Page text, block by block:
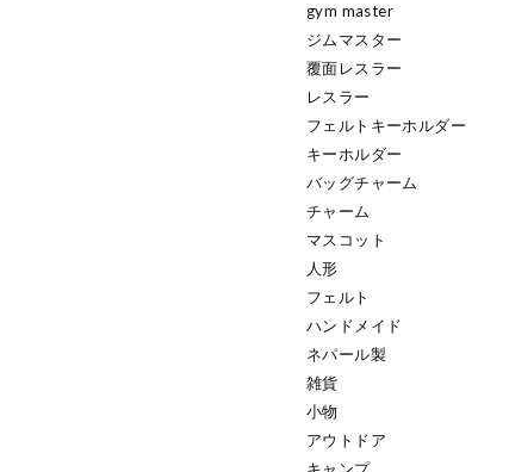
gym master
ジムマスター
覆面レスラー
レスラー
フェルトキーホルダー
キーホルダー
バッグチャーム
チャーム
マスコット
人形
フェルト
ハンドメイド
ネパール製
雑貨
小物
アウトドア